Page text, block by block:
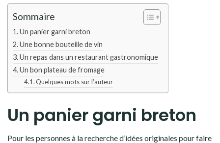
Sommaire
Un panier garni breton
Une bonne bouteille de vin
Un repas dans un restaurant gastronomique
Un bon plateau de fromage
Quelques mots sur l’auteur
Un panier garni breton
Pour les personnes à la recherche d’idées originales pour faire